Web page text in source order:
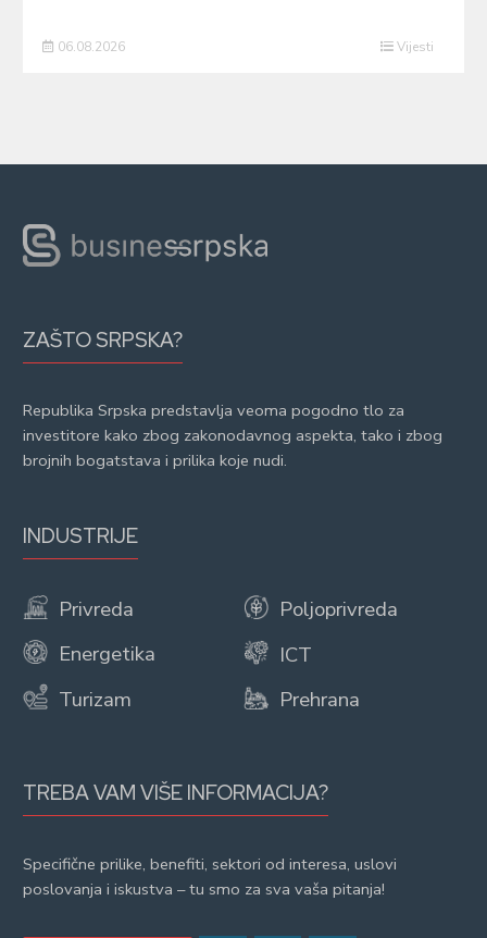
06.08.2026 Vijesti
ZAŠTO SRPSKA?
Republika Srpska predstavlja veoma pogodno tlo za
investitore kako zbog zakonodavnog aspekta, tako i zbog
brojnih bogatstava i prilika koje nudi.
INDUSTRIJE
Privreda
Energetika
Turizam
Poljoprivreda
ICT
Prehrana
TREBA VAM VIŠE INFORMACIJA?
Specifične prilike, benefiti, sektori od interesa, uslovi
poslovanja i iskustva – tu smo za sva vaša pitanja!